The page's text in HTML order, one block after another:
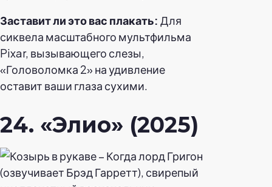
Заставит ли это вас плакать: Для
сиквела масштабного мультфильма
Pixar, вызывающего слезы,
«Головоломка 2» на удивление
оставит ваши глаза сухими.
24. «Элио» (2025)